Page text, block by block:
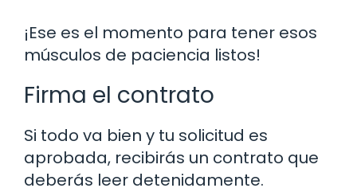
¡Ese es el momento para tener esos
músculos de paciencia listos!
Firma el contrato
Si todo va bien y tu solicitud es
aprobada, recibirás un contrato que
deberás leer detenidamente.